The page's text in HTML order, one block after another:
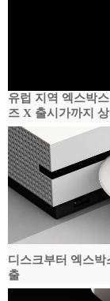
유럽 지역 엑스박
즈 X 출시가까지
디스크부터 엑스
출